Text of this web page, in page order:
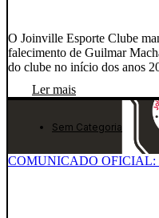
O Joinville Esporte Clube
falecimento de Guilmar
do clube no início dos anos
com Guilmar, desejando
irreparável perda. Que sua
Ler mais
Sem Categoria
COMUNICADO OFICIAL: